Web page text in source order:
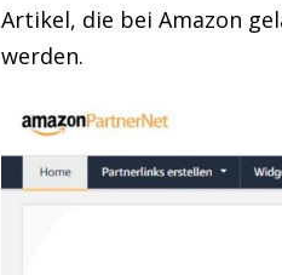
Artikel, die bei Amazon
werden.